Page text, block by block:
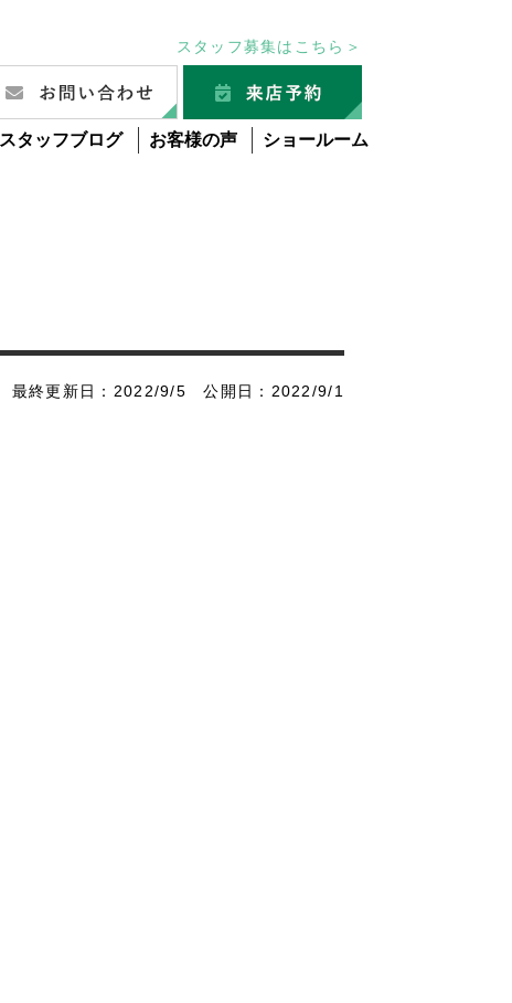
スタッフ募集はこちら＞
スタッフブログ お客様の声 ショールーム
最終更新日：2022/9/5 公開日：2022/9/1